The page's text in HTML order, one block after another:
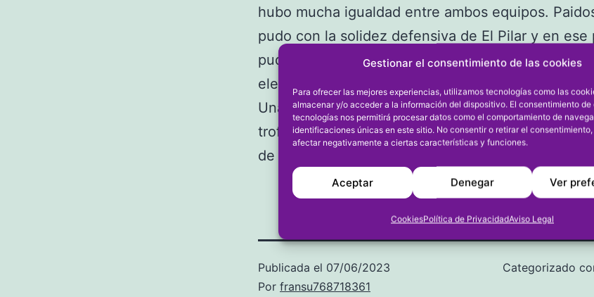
Gestionar el consentimiento de las cookies
Para ofrecer las mejores experiencias, utilizamos tecnologías como las
almacenar y/o acceder a la información del dispositivo. El consentimiento de
tecnologías nos permitirá procesar datos como el comportamiento de
identificaciones únicas en este sitio. No consentir o retirar el
afectar negativamente a ciertas características y funciones.
Aceptar Denegar Ver
CookiesPolítica de PrivacidadAviso Legal
hubo mucha igualdad entre ambos equipos.
pudo con la solidez defensiva de El Pilar y en ese
pudo anotar puntos, lo que permitió a su rival
electrónico y ganar cómodamente.
Una vez concluida la final se procedió a la entrega
trofeos. Mónica Rubio (El Pilar C), fue elegida la
de la final.
Publicada el 07/06/2023
Por fransu768718361
Categorizado